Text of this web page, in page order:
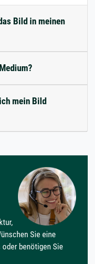
Bild in meinen
mein Bild
Sie eine
oder benötigen Sie